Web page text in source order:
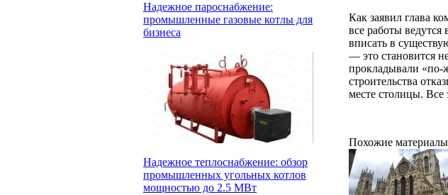
Надежное пароснабжение:
промышленные газовые котлы для
бизнеса
Надежное теплоснабжение: обзор
промышленных угольных котлов
мощностью до 2.5 МВт
Как заявил глава
все работы
вписать в
— это становится
прокладывали «по-
строительства
месте столицы. Все
Похожие